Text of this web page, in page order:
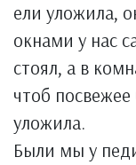
ели уложила,
окнами у нас
стоял, а в
чтоб
уложила.
Были мы у